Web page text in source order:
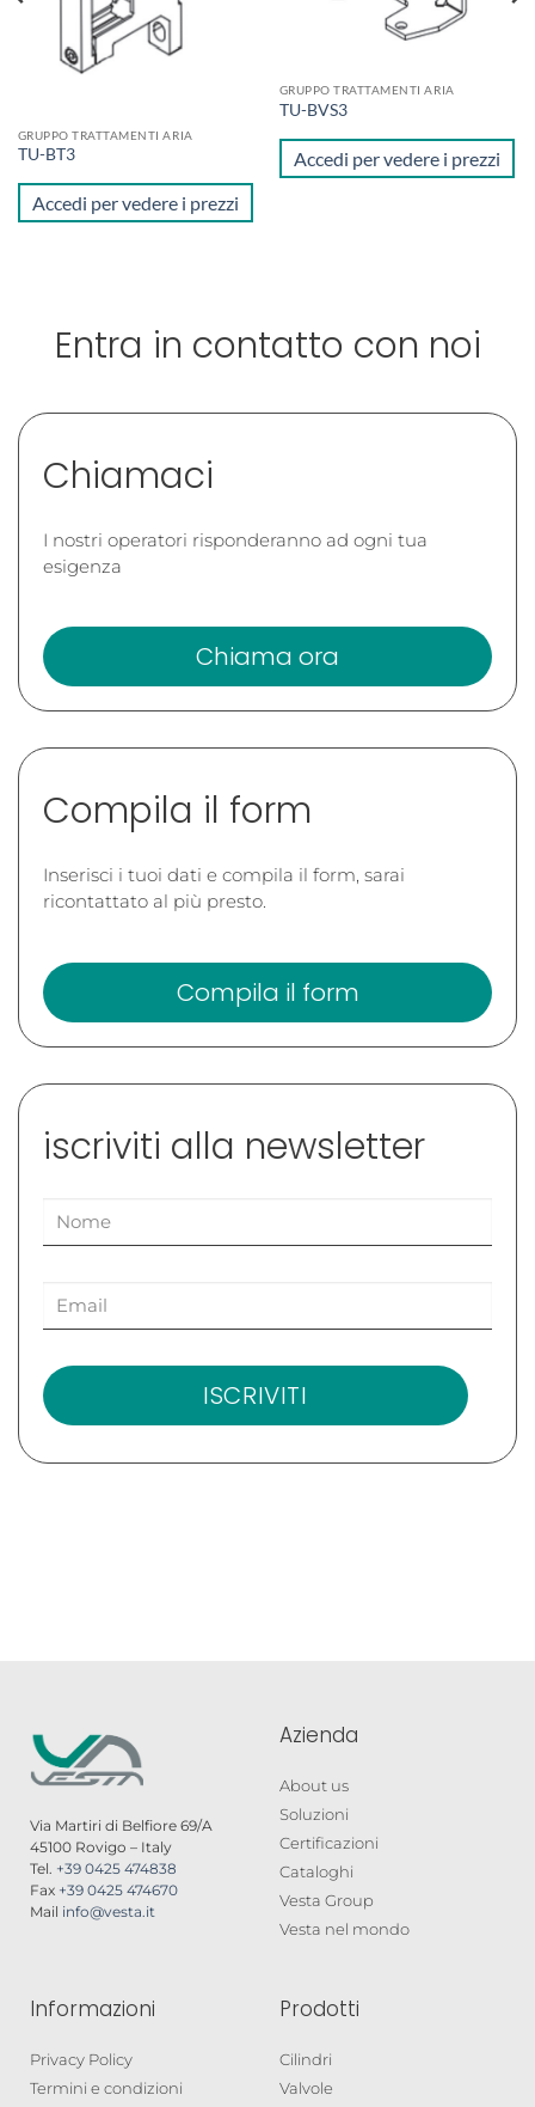
GRUPPO TRATTAMENTI ARIA
TU-BT3
Accedi per vedere i prezzi
GRUPPO TRATTAMENTI ARIA
TU-BVS3
Accedi per vedere i prezzi
Entra in contatto con noi
Chiamaci
I nostri operatori risponderanno ad ogni tua
esigenza
Chiama ora
Compila il form
Inserisci i tuoi dati e compila il form, sarai
ricontattato al più presto.
Compila il form
iscriviti alla newsletter
ISCRIVITI
Via Martiri di Belfiore 69/A
45100 Rovigo – Italy
Tel. +39 0425 474838
Fax +39 0425 474670
Mail info@vesta.it
Azienda
About us
Soluzioni
Certificazioni
Cataloghi
Vesta Group
Vesta nel mondo
Informazioni
Privacy Policy
Termini e condizioni
Prodotti
Cilindri
Valvole